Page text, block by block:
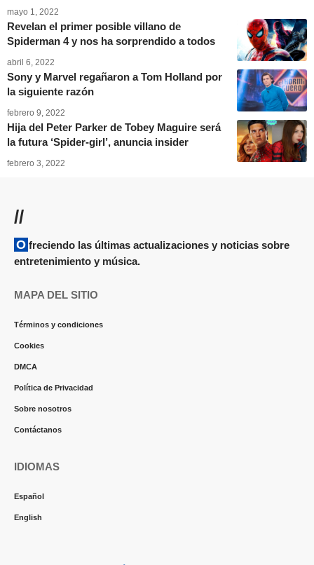
mayo 1, 2022
Revelan el primer posible villano de
Spiderman 4 y nos ha sorprendido a todos
abril 6, 2022
Sony y Marvel regañaron a Tom Holland por
la siguiente razón
febrero 9, 2022
Hija del Peter Parker de Tobey Maguire será
la futura ‘Spider-girl’, anuncia insider
febrero 3, 2022
//
Ofreciendo las últimas actualizaciones y noticias sobre
entretenimiento y música.
MAPA DEL SITIO
Términos y condiciones
Cookies
DMCA
Política de Privacidad
Sobre nosotros
Contáctanos
IDIOMAS
Español
English